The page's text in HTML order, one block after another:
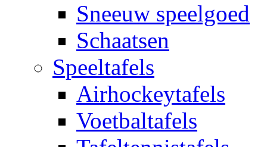
Sneeuw speelgoed
Schaatsen
Speeltafels
Airhockeytafels
Voetbaltafels